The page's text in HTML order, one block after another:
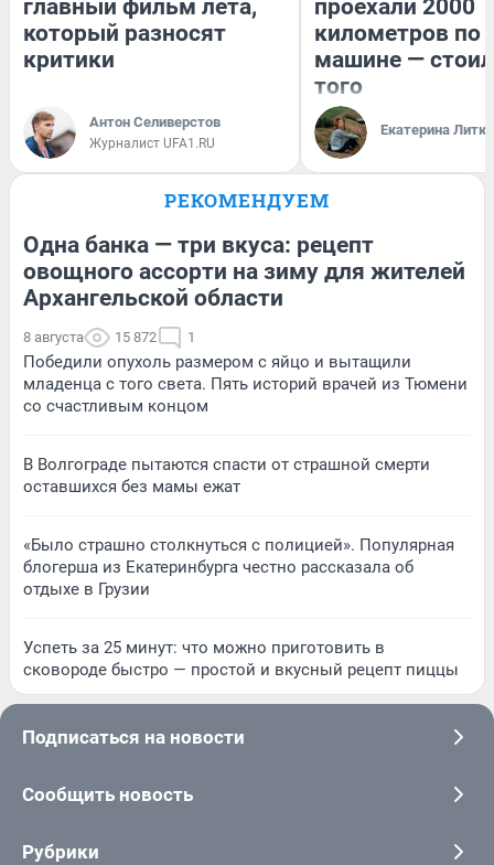
главный фильм лета,
который разносят
критики
Антон Селиверстов
Журналист UFA1.RU
проехали 2000
километров по
машине —
того
Екатерина
РЕКОМЕНДУЕМ
Одна банка — три вкуса: рецепт
овощного ассорти на зиму для жителей
Архангельской области
8 августа 15 872 1
Победили опухоль размером с яйцо и вытащили
младенца с того света. Пять историй врачей из Тюмени
со счастливым концом
В Волгограде пытаются спасти от страшной смерти
оставшихся без мамы ежат
«Было страшно столкнуться с полицией». Популярная
блогерша из Екатеринбурга честно рассказала об
отдыхе в Грузии
Успеть за 25 минут: что можно приготовить в
сковороде быстро — простой и вкусный рецепт пиццы
Подписаться на новости
Сообщить новость
Рубрики